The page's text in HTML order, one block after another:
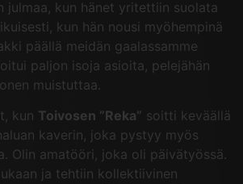
julmaa, kun hänet yritettiin suolata
kun hän nousi myöhempinä
päällä meidän gaalassamme
paljon isoja asioita, pelejähän
muistuttaa.
kun Toivosen ”Reka” soitti keväällä
kaverin, joka pystyy myös
Olin amatööri, joka oli päivätyössä.
ja tehtiin kollektiivinen